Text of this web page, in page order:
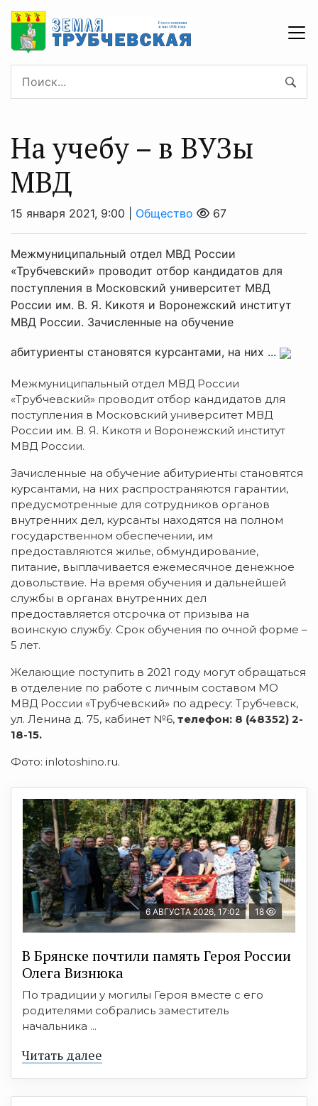
На учебу – в ВУЗы
МВД
15 января 2021, 9:00 | Общество 67
Межмуниципальный отдел МВД России
«Трубчевский» проводит отбор кандидатов для
поступления в Московский университет МВД
России им. В. Я. Кикотя и Воронежский институт
МВД России. Зачисленные на обучение
абитуриенты становятся курсантами, на них ...
Межмуниципальный отдел МВД России
«Трубчевский» проводит отбор кандидатов для
поступления в Московский университет МВД
России им. В. Я. Кикотя и Воронежский институт
МВД России.
Зачисленные на обучение абитуриенты становятся
курсантами, на них распространяются гарантии,
предусмотренные для сотрудников органов
внутренних дел, курсанты находятся на полном
государственном обеспечении, им
предоставляются жилье, обмундирование,
питание, выплачивается ежемесячное денежное
довольствие. На время обучения и дальнейшей
службы в органах внутренних дел
предоставляется отсрочка от призыва на
воинскую службу. Срок обучения по очной форме –
5 лет.
Желающие поступить в 2021 году могут обращаться
в отделение по работе с личным составом МО
МВД России «Трубчевский» по адресу: Трубчевск,
ул. Ленина д. 75, кабинет №6, телефон: 8 (48352) 2-
18-15.
Фото: inlotoshino.ru.
6 АВГУСТА 2026, 17:02 18
В Брянске почтили память Героя России
Олега Визнюка
По традиции у могилы Героя вместе с его
родителями собрались заместитель
начальника ...
Читать далее